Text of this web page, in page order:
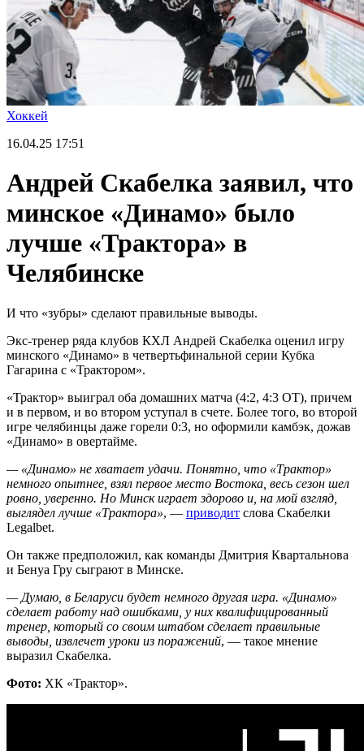
Хоккей
16.04.25 17:51
Андрей Скабелка заявил, что
минское «Динамо» было
лучше «Трактора» в
Челябинске
И что «зубры» сделают правильные выводы.
Экс-тренер ряда клубов КХЛ Андрей Скабелка оценил игру
минского «Динамо» в четвертьфинальной серии Кубка
Гагарина с «Трактором».
«Трактор» выиграл оба домашних матча (4:2, 4:3 ОТ), причем
и в первом, и во втором уступал в счете. Более того, во второй
игре челябинцы даже горели 0:3, но оформили камбэк, дожав
«Динамо» в овертайме.
— «Динамо» не хватает удачи. Понятно, что «Трактор»
немного опытнее, взял первое место Востока, весь сезон шел
ровно, уверенно. Но Минск играет здорово и, на мой взгляд,
выглядел лучше «Трактора», — приводит слова Скабелки
Legalbet.
Он также предположил, как команды Дмитрия Квартальнова
и Бенуа Гру сыграют в Минске.
— Думаю, в Беларуси будет немного другая игра. «Динамо»
сделает работу над ошибками, у них квалифицированный
тренер, который со своим штабом сделает правильные
выводы, извлечет уроки из поражений, — такое мнение
выразил Скабелка.
Фото: ХК «Трактор».